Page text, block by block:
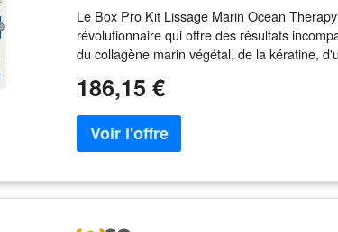
Le Box Pro Kit Lissage Marin Ocean
révolutionnaire qui offre des résultats
du collagène marin végétal, de la kératine,
186,15 €